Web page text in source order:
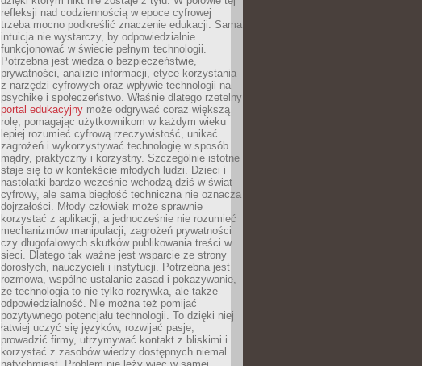
refleksji nad codziennością w epoce cyfrowej
trzeba mocno podkreślić znaczenie edukacji. Sama
intuicja nie wystarczy, by odpowiedzialnie
funkcjonować w świecie pełnym technologii.
Potrzebna jest wiedza o bezpieczeństwie,
prywatności, analizie informacji, etyce korzystania
z narzędzi cyfrowych oraz wpływie technologii na
psychikę i społeczeństwo. Właśnie dlatego rzetelny
portal edukacyjny może odgrywać coraz większą
rolę, pomagając użytkownikom w każdym wieku
lepiej rozumieć cyfrową rzeczywistość, unikać
zagrożeń i wykorzystywać technologię w sposób
mądry, praktyczny i korzystny. Szczególnie istotne
staje się to w kontekście młodych ludzi. Dzieci i
nastolatki bardzo wcześnie wchodzą dziś w świat
cyfrowy, ale sama biegłość techniczna nie oznacza
dojrzałości. Młody człowiek może sprawnie
korzystać z aplikacji, a jednocześnie nie rozumieć
mechanizmów manipulacji, zagrożeń prywatności
czy długofalowych skutków publikowania treści w
sieci. Dlatego tak ważne jest wsparcie ze strony
dorosłych, nauczycieli i instytucji. Potrzebna jest
rozmowa, wspólne ustalanie zasad i pokazywanie,
że technologia to nie tylko rozrywka, ale także
odpowiedzialność. Nie można też pomijać
pozytywnego potencjału technologii. To dzięki niej
łatwiej uczyć się języków, rozwijać pasje,
prowadzić firmy, utrzymywać kontakt z bliskimi i
korzystać z zasobów wiedzy dostępnych niemal